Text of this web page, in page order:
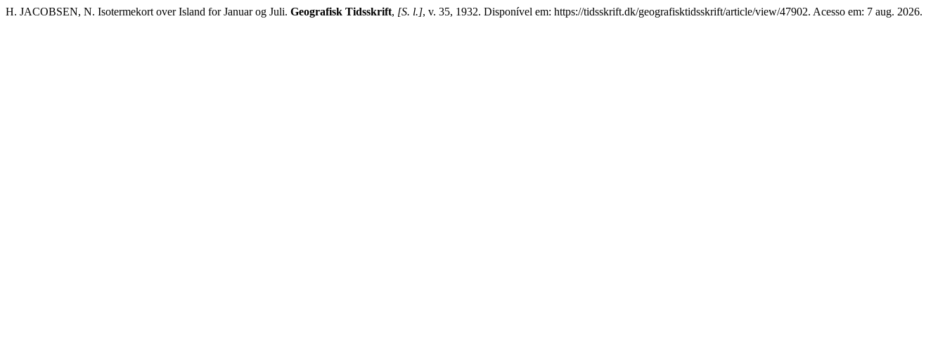
H. JACOBSEN, N. Isotermekort over Island for Januar og Juli. Geografisk Tidsskrift, [S. l.], v. 35, 1932. Disponível em: https://tidsskrift.dk/geografisktidsskrift/article/view/47902. Acesso em: 7 aug. 2026.